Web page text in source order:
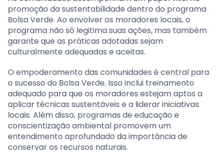
promoção da sustentabilidade dentro do programa
Bolsa Verde. Ao envolver os moradores locais, o
programa não só legitima suas ações, mas também
garante que as práticas adotadas sejam
culturalmente adequadas e aceitas.
O empoderamento das comunidades é central para
o sucesso do Bolsa Verde. Isso inclui treinamento
adequado para que os moradores estejam aptos a
aplicar técnicas sustentáveis e a liderar iniciativas
locais. Além disso, programas de educação e
conscientização ambiental promovem um
entendimento aprofundado da importância de
conservar os recursos naturais.